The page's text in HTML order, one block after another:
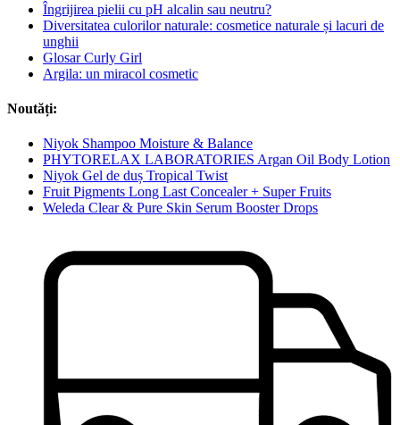
Îngrijirea pielii cu pH alcalin sau neutru?
Diversitatea culorilor naturale: cosmetice naturale și lacuri de
unghii
Glosar Curly Girl
Argila: un miracol cosmetic
Noutăți:
Niyok Shampoo Moisture & Balance
PHYTORELAX LABORATORIES Argan Oil Body Lotion
Niyok Gel de duș Tropical Twist
Fruit Pigments Long Last Concealer + Super Fruits
Weleda Clear & Pure Skin Serum Booster Drops